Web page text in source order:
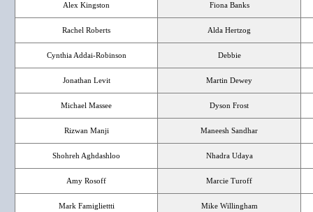
Alex Kingston Fiona Banks
Rachel Roberts Alda Hertzog
Cynthia Addai-Robinson Debbie
Jonathan Levit Martin Dewey
Michael Massee Dyson Frost
Rizwan Manji Maneesh Sandhar
Shohreh Aghdashloo Nhadra Udaya
Amy Rosoff Marcie Turoff
Mark Famigliettti Mike Willingham